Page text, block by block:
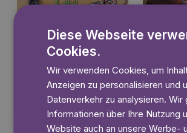
Diese Webseite
Cookies.
Wir verwenden Cookies, um
Anzeigen zu personalisieren und
Datenverkehr zu analysieren. Wir
Informationen über Ihre Nutzung
Website auch an unsere Werbe-